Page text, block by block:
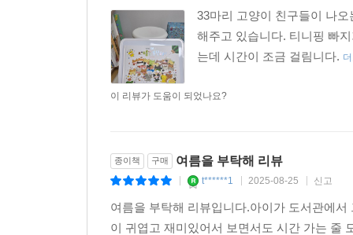
| s******3 | 2025-09-20 | 신고
33마리 고양이 친구들이 나
해주고 있습니다. 티니핑 빠
종이책 구매 여름을 부탁해 리뷰
| t******1 | 2025-08-25 | 신고
여름을 부탁해 리뷰입니다.아이가 도서관에